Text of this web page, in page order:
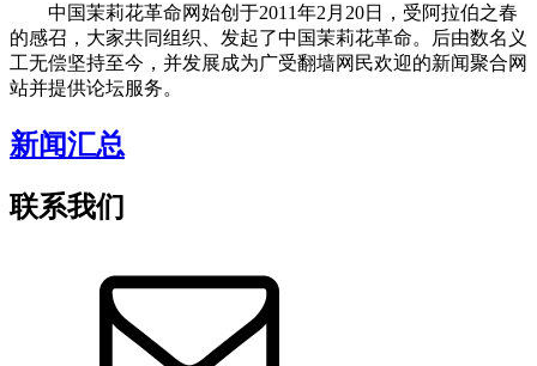
中国茉莉花革命网始创于2011年2月20日，受阿拉伯之春
的感召，大家共同组织、发起了中国茉莉花革命。后由数名义
工无偿坚持至今，并发展成为广受翻墙网民欢迎的新闻聚合网
站并提供论坛服务。
新闻汇总
联系我们